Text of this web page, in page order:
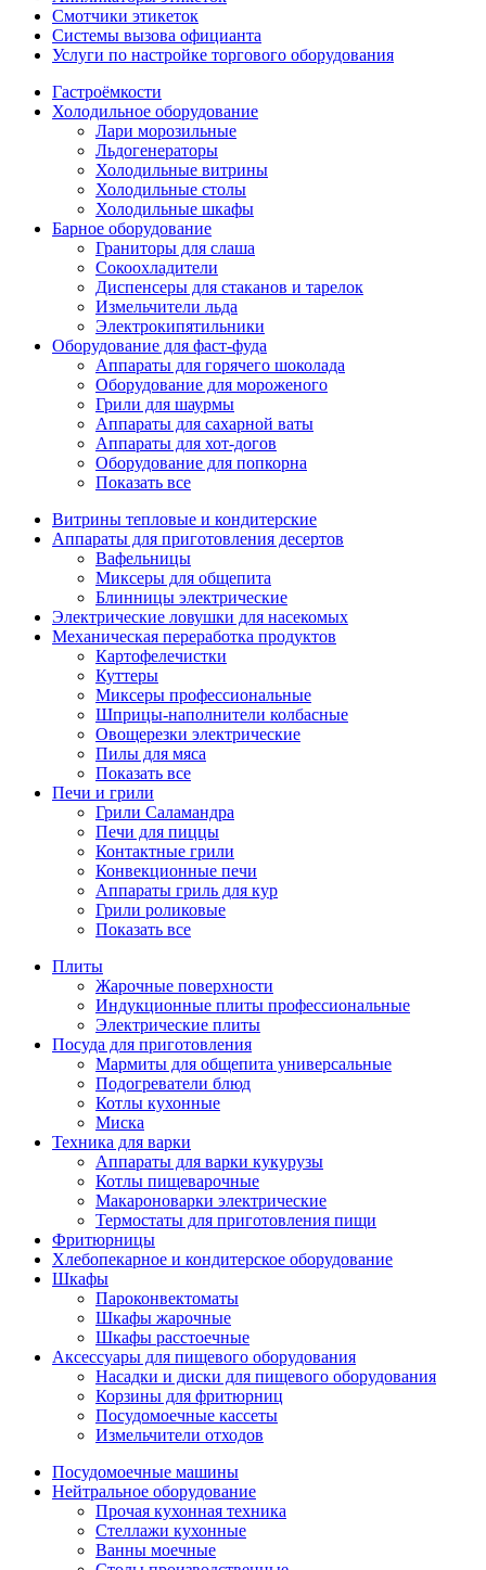
Смотчики этикеток
Системы вызова официанта
Услуги по настройке торгового оборудования
Гастроёмкости
Холодильное оборудование
Лари морозильные
Льдогенераторы
Холодильные витрины
Холодильные столы
Холодильные шкафы
Барное оборудование
Граниторы для слаша
Сокоохладители
Диспенсеры для стаканов и тарелок
Измельчители льда
Электрокипятильники
Оборудование для фаст-фуда
Аппараты для горячего шоколада
Оборудование для мороженого
Грили для шаурмы
Аппараты для сахарной ваты
Аппараты для хот-догов
Оборудование для попкорна
Показать все
Витрины тепловые и кондитерские
Аппараты для приготовления десертов
Вафельницы
Миксеры для общепита
Блинницы электрические
Электрические ловушки для насекомых
Механическая переработка продуктов
Картофелечистки
Куттеры
Миксеры профессиональные
Шприцы-наполнители колбасные
Овощерезки электрические
Пилы для мяса
Показать все
Печи и грили
Грили Саламандра
Печи для пиццы
Контактные грили
Конвекционные печи
Аппараты гриль для кур
Грили роликовые
Показать все
Плиты
Жарочные поверхности
Индукционные плиты профессиональные
Электрические плиты
Посуда для приготовления
Мармиты для общепита универсальные
Подогреватели блюд
Котлы кухонные
Миска
Техника для варки
Аппараты для варки кукурузы
Котлы пищеварочные
Макароноварки электрические
Термостаты для приготовления пищи
Фритюрницы
Хлебопекарное и кондитерское оборудование
Шкафы
Пароконвектоматы
Шкафы жарочные
Шкафы расстоечные
Аксессуары для пищевого оборудования
Насадки и диски для пищевого оборудования
Корзины для фритюрниц
Посудомоечные кассеты
Измельчители отходов
Посудомоечные машины
Нейтральное оборудование
Прочая кухонная техника
Стеллажи кухонные
Ванны моечные